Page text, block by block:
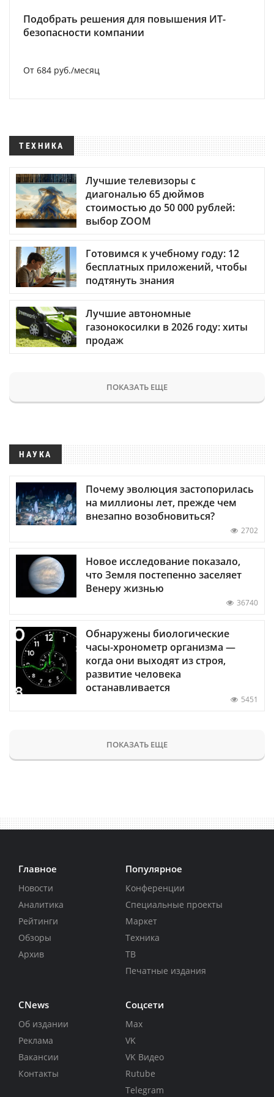
Подобрать решения для повышения ИТ-
безопасности компании
От 684 руб./месяц
ТЕХНИКА
Лучшие телевизоры с
диагональю 65 дюймов
стоимостью до 50 000 рублей:
выбор ZOOM
Готовимся к учебному году: 12
бесплатных приложений, чтобы
подтянуть знания
Лучшие автономные
газонокосилки в 2026 году: хиты
продаж
ПОКАЗАТЬ ЕЩЕ
НАУКА
Почему эволюция застопорилась
на миллионы лет, прежде чем
внезапно возобновиться?
2702
Новое исследование показало,
что Земля постепенно заселяет
Венеру жизнью
36740
Обнаружены биологические
часы-хронометр организма —
когда они выходят из строя,
развитие человека
останавливается
5451
ПОКАЗАТЬ ЕЩЕ
Главное
Новости
Аналитика
Рейтинги
Обзоры
Архив
Популярное
Конференции
Специальные проекты
Маркет
Техника
ТВ
Печатные издания
CNews
Об издании
Реклама
Вакансии
Контакты
Соцсети
Max
VK
VK Видео
Rutube
Telegram